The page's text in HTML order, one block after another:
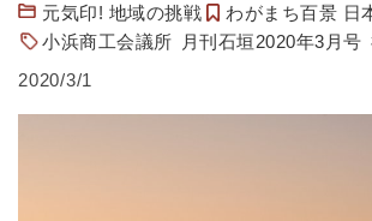
元気印! 地域の挑戦
わがまち百景 日
小浜商工会議所
月刊石垣2020年3月号
2020/3/1